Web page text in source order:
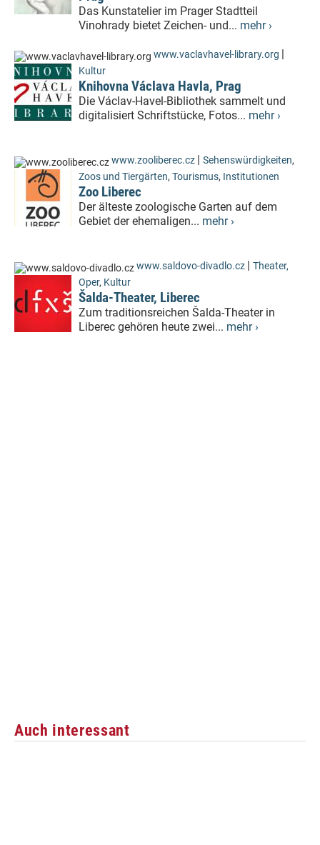
Das Kunstatelier im Prager Stadtteil
Vinohrady bietet Zeichen- und... mehr ›
www.vaclavhavel-library.org |
Kultur
Knihovna Václava Havla, Prag
Die Václav-Havel-Bibliothek sammelt und
digitalisiert Schriftstücke, Fotos... mehr ›
www.zooliberec.cz | Sehenswürdigkeiten,
Zoos und Tiergärten, Tourismus, Institutionen
Zoo Liberec
Der älteste zoologische Garten auf dem
Gebiet der ehemaligen... mehr ›
www.saldovo-divadlo.cz | Theater,
Oper, Kultur
Šalda-Theater, Liberec
Zum traditionsreichen Šalda-Theater in
Liberec gehören heute zwei... mehr ›
Auch interessant